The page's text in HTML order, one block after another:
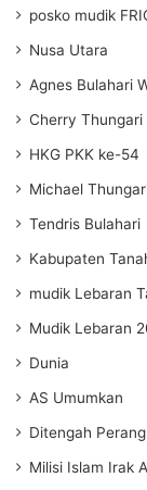
posko mudik
Nusa Utara
Agnes Bulahari
Cherry Thungari
HKG PKK ke-54
Michael
Tendris Bulahari
Kabupaten
mudik Lebaran
Mudik Lebaran
Dunia
AS Umumkan
Ditengah
Milisi Islam Irak